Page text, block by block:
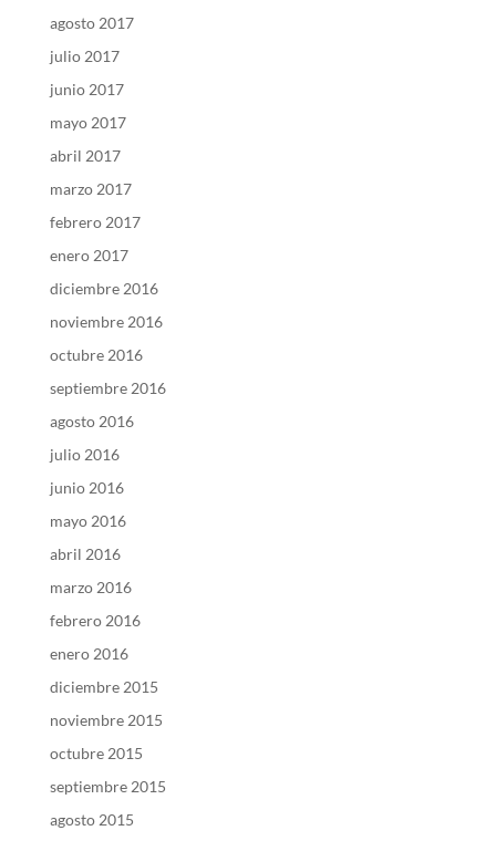
agosto 2017
julio 2017
junio 2017
mayo 2017
abril 2017
marzo 2017
febrero 2017
enero 2017
diciembre 2016
noviembre 2016
octubre 2016
septiembre 2016
agosto 2016
julio 2016
junio 2016
mayo 2016
abril 2016
marzo 2016
febrero 2016
enero 2016
diciembre 2015
noviembre 2015
octubre 2015
septiembre 2015
agosto 2015